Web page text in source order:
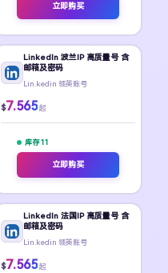
立即购买
LinkedIn 波兰IP 高质量号 含
邮箱及密码
Lin.kedin 领英账号
$7.565 起
库存 11
立即购买
LinkedIn 法国IP 高质量号 含
邮箱及密码
Lin.kedin 领英账号
$7.565 起